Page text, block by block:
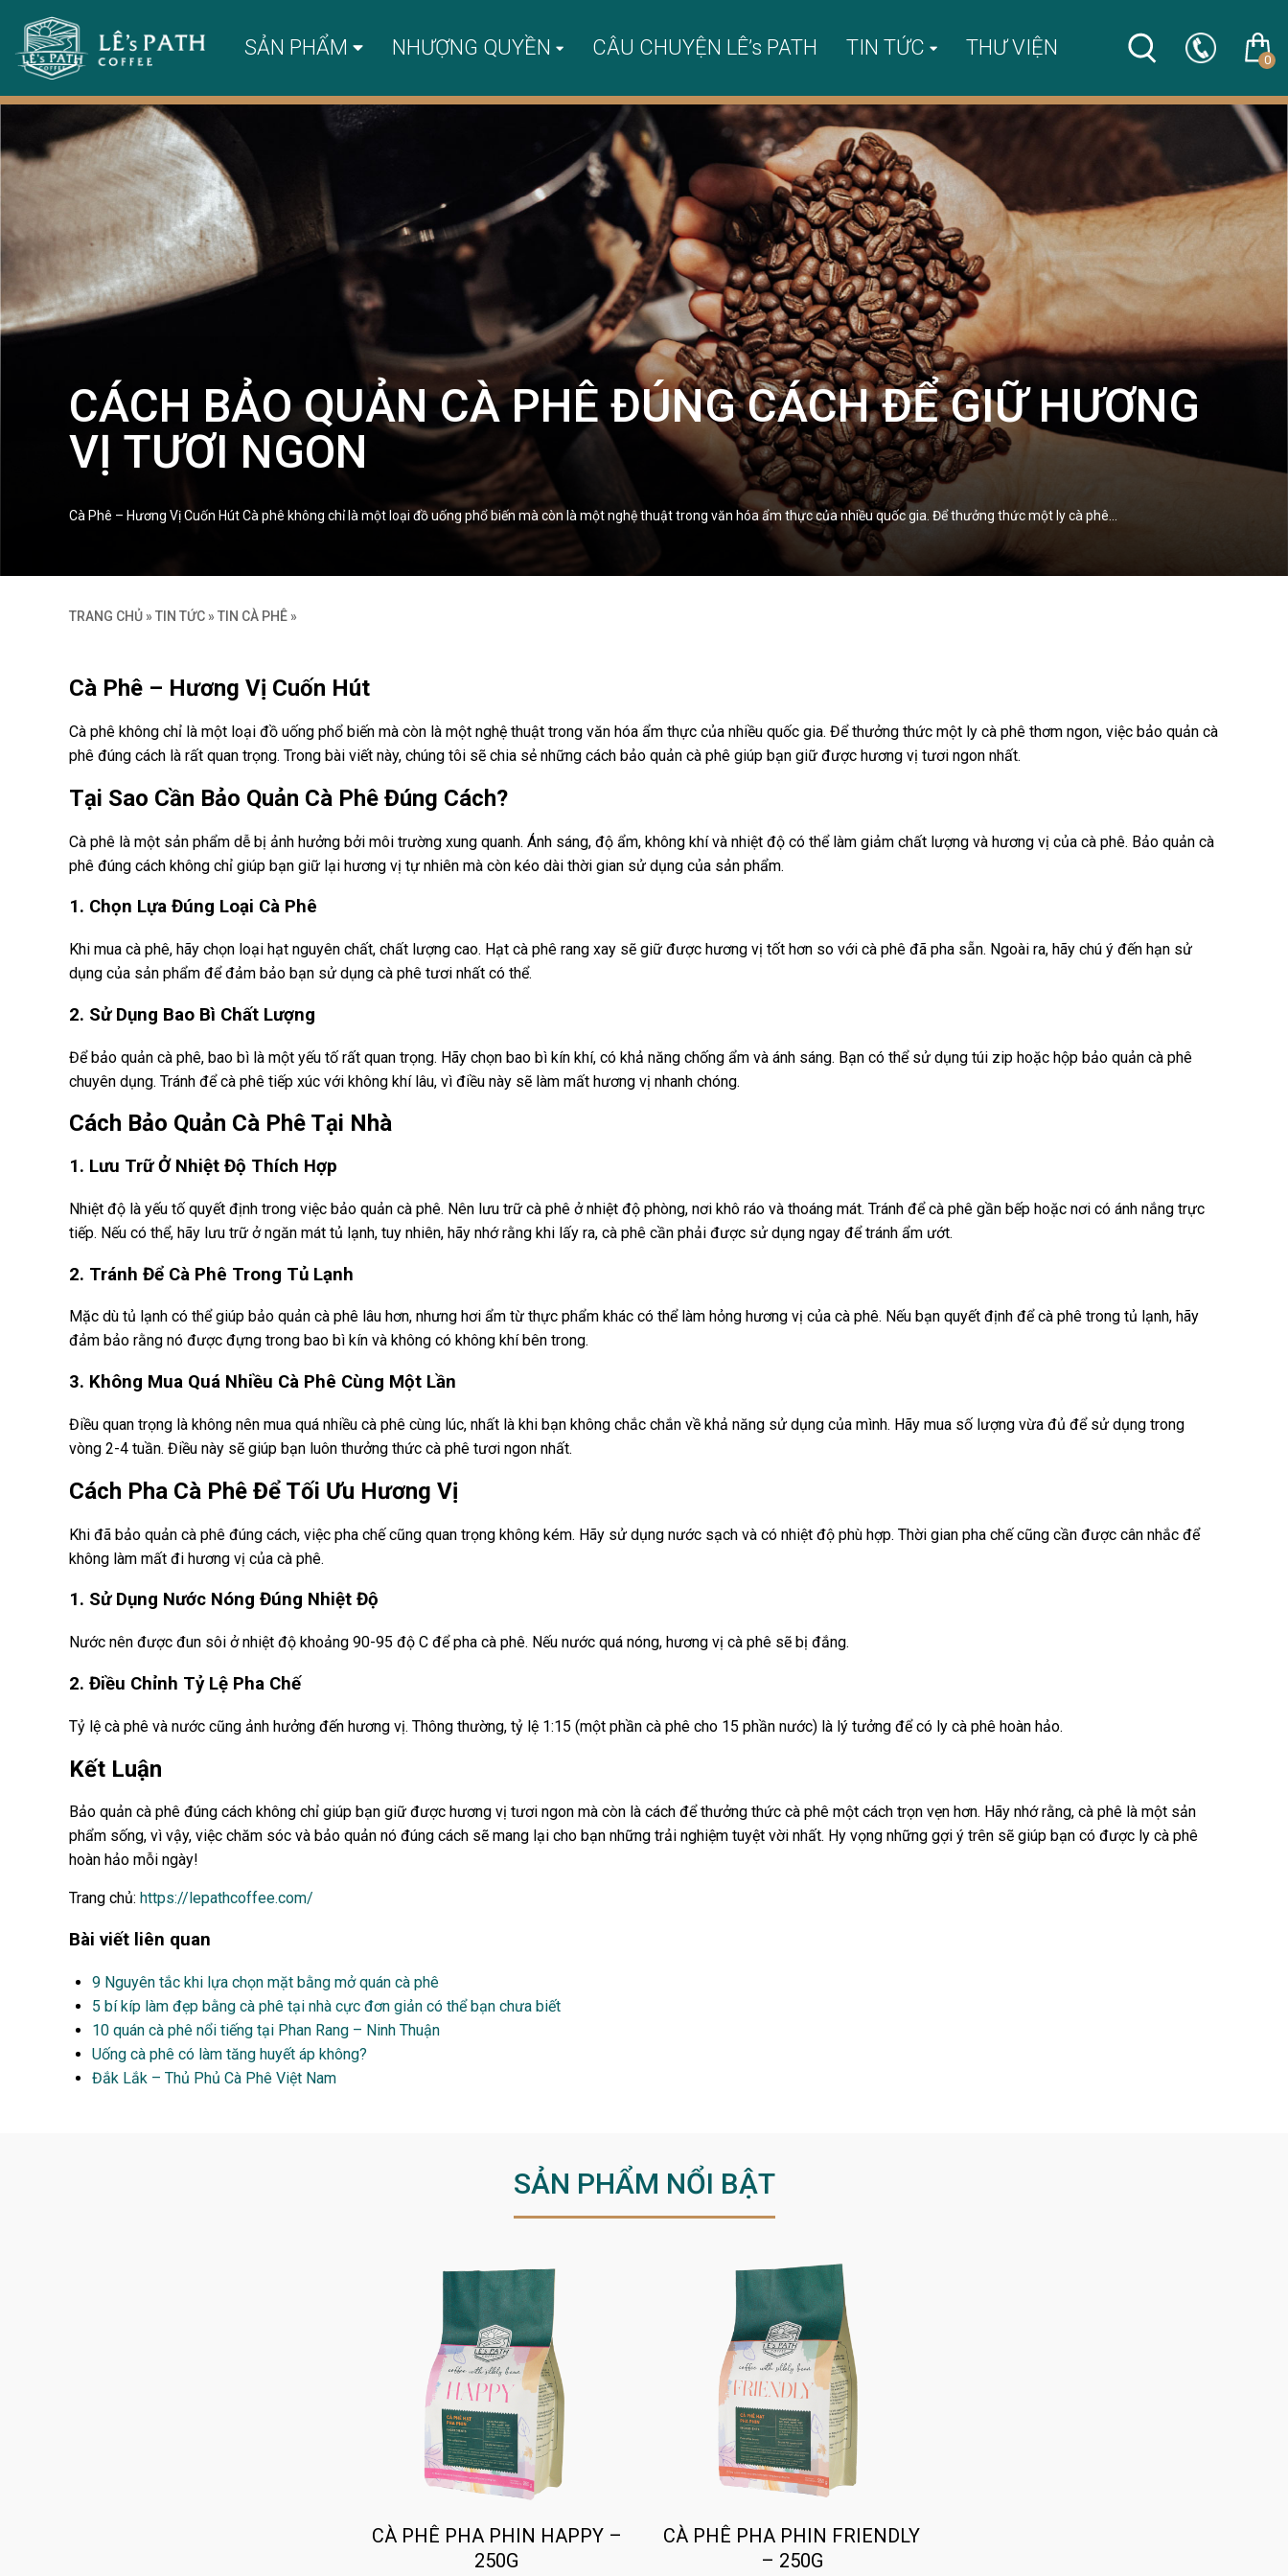
SẢN PHẨM NHƯỢNG QUYỀN CÂU CHUYỆN LÊ’s PATH TIN TỨC THƯ VIỆN 0
CÁCH BẢO QUẢN CÀ PHÊ ĐÚNG CÁCH ĐỂ GIỮ HƯƠNG
VỊ TƯƠI NGON
Cà Phê – Hương Vị Cuốn Hút Cà phê không chỉ là một loại đồ uống phổ biến mà còn là một nghệ thuật trong văn hóa ẩm thực của nhiều quốc gia. Để thưởng thức một ly cà phê…
TRANG CHỦ » TIN TỨC » TIN CÀ PHÊ »
Cà Phê – Hương Vị Cuốn Hút
Cà phê không chỉ là một loại đồ uống phổ biến mà còn là một nghệ thuật trong văn hóa ẩm thực của nhiều quốc gia. Để thưởng thức một ly cà phê thơm ngon, việc bảo quản cà
phê đúng cách là rất quan trọng. Trong bài viết này, chúng tôi sẽ chia sẻ những cách bảo quản cà phê giúp bạn giữ được hương vị tươi ngon nhất.
Tại Sao Cần Bảo Quản Cà Phê Đúng Cách?
Cà phê là một sản phẩm dễ bị ảnh hưởng bởi môi trường xung quanh. Ánh sáng, độ ẩm, không khí và nhiệt độ có thể làm giảm chất lượng và hương vị của cà phê. Bảo quản cà
phê đúng cách không chỉ giúp bạn giữ lại hương vị tự nhiên mà còn kéo dài thời gian sử dụng của sản phẩm.
1. Chọn Lựa Đúng Loại Cà Phê
Khi mua cà phê, hãy chọn loại hạt nguyên chất, chất lượng cao. Hạt cà phê rang xay sẽ giữ được hương vị tốt hơn so với cà phê đã pha sẵn. Ngoài ra, hãy chú ý đến hạn sử
dụng của sản phẩm để đảm bảo bạn sử dụng cà phê tươi nhất có thể.
2. Sử Dụng Bao Bì Chất Lượng
Để bảo quản cà phê, bao bì là một yếu tố rất quan trọng. Hãy chọn bao bì kín khí, có khả năng chống ẩm và ánh sáng. Bạn có thể sử dụng túi zip hoặc hộp bảo quản cà phê
chuyên dụng. Tránh để cà phê tiếp xúc với không khí lâu, vì điều này sẽ làm mất hương vị nhanh chóng.
Cách Bảo Quản Cà Phê Tại Nhà
1. Lưu Trữ Ở Nhiệt Độ Thích Hợp
Nhiệt độ là yếu tố quyết định trong việc bảo quản cà phê. Nên lưu trữ cà phê ở nhiệt độ phòng, nơi khô ráo và thoáng mát. Tránh để cà phê gần bếp hoặc nơi có ánh nắng trực
tiếp. Nếu có thể, hãy lưu trữ ở ngăn mát tủ lạnh, tuy nhiên, hãy nhớ rằng khi lấy ra, cà phê cần phải được sử dụng ngay để tránh ẩm ướt.
2. Tránh Để Cà Phê Trong Tủ Lạnh
Mặc dù tủ lạnh có thể giúp bảo quản cà phê lâu hơn, nhưng hơi ẩm từ thực phẩm khác có thể làm hỏng hương vị của cà phê. Nếu bạn quyết định để cà phê trong tủ lạnh, hãy
đảm bảo rằng nó được đựng trong bao bì kín và không có không khí bên trong.
3. Không Mua Quá Nhiều Cà Phê Cùng Một Lần
Điều quan trọng là không nên mua quá nhiều cà phê cùng lúc, nhất là khi bạn không chắc chắn về khả năng sử dụng của mình. Hãy mua số lượng vừa đủ để sử dụng trong
vòng 2-4 tuần. Điều này sẽ giúp bạn luôn thưởng thức cà phê tươi ngon nhất.
Cách Pha Cà Phê Để Tối Ưu Hương Vị
Khi đã bảo quản cà phê đúng cách, việc pha chế cũng quan trọng không kém. Hãy sử dụng nước sạch và có nhiệt độ phù hợp. Thời gian pha chế cũng cần được cân nhắc để
không làm mất đi hương vị của cà phê.
1. Sử Dụng Nước Nóng Đúng Nhiệt Độ
Nước nên được đun sôi ở nhiệt độ khoảng 90-95 độ C để pha cà phê. Nếu nước quá nóng, hương vị cà phê sẽ bị đắng.
2. Điều Chỉnh Tỷ Lệ Pha Chế
Tỷ lệ cà phê và nước cũng ảnh hưởng đến hương vị. Thông thường, tỷ lệ 1:15 (một phần cà phê cho 15 phần nước) là lý tưởng để có ly cà phê hoàn hảo.
Kết Luận
Bảo quản cà phê đúng cách không chỉ giúp bạn giữ được hương vị tươi ngon mà còn là cách để thưởng thức cà phê một cách trọn vẹn hơn. Hãy nhớ rằng, cà phê là một sản
phẩm sống, vì vậy, việc chăm sóc và bảo quản nó đúng cách sẽ mang lại cho bạn những trải nghiệm tuyệt vời nhất. Hy vọng những gợi ý trên sẽ giúp bạn có được ly cà phê
hoàn hảo mỗi ngày!
Trang chủ: https://lepathcoffee.com/
Bài viết liên quan
9 Nguyên tắc khi lựa chọn mặt bằng mở quán cà phê
5 bí kíp làm đẹp bằng cà phê tại nhà cực đơn giản có thể bạn chưa biết
10 quán cà phê nổi tiếng tại Phan Rang – Ninh Thuận
Uống cà phê có làm tăng huyết áp không?
Đắk Lắk – Thủ Phủ Cà Phê Việt Nam
SẢN PHẨM NỔI BẬT
CÀ PHÊ PHA PHIN HAPPY –
250G
CÀ PHÊ PHA PHIN FRIENDLY
– 250G